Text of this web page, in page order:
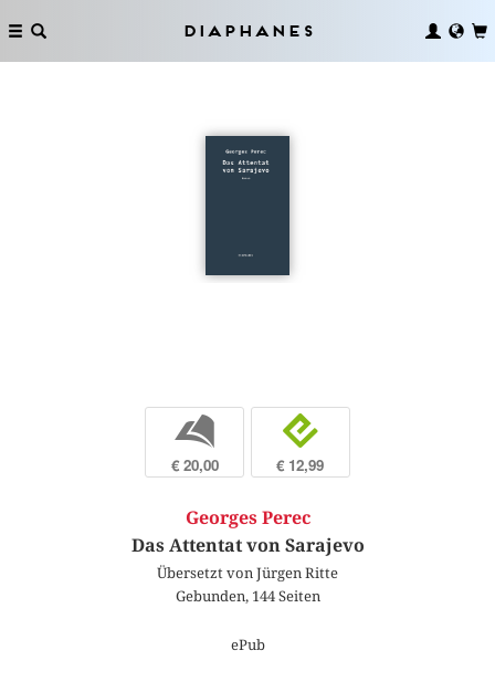
Diaphanes
b
€ 20,00
e
€ 12,99
Georges Perec
Das Attentat von Sarajevo
Übersetzt von Jürgen Ritte
Gebunden, 144 Seiten
ePub